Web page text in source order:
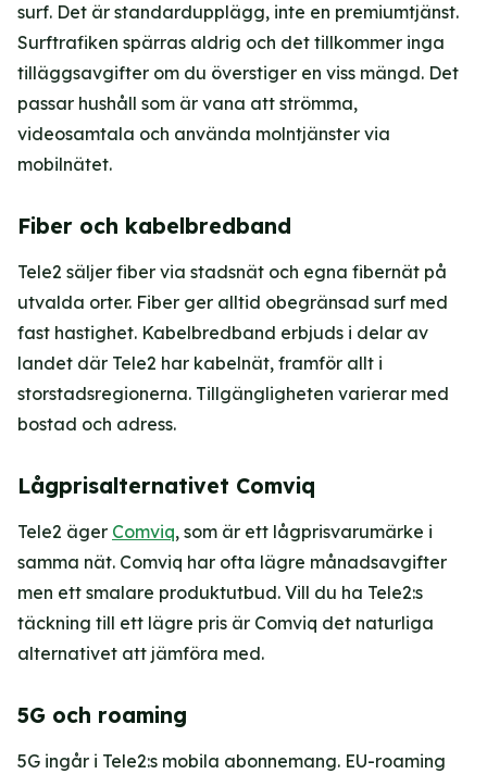
surf. Det är standardupplägg, inte en premiumtjänst.
Surftrafiken spärras aldrig och det tillkommer inga
tilläggsavgifter om du överstiger en viss mängd. Det
passar hushåll som är vana att strömma,
videosamtala och använda molntjänster via
mobilnätet.
Fiber och kabelbredband
Tele2 säljer fiber via stadsnät och egna fibernät på
utvalda orter. Fiber ger alltid obegränsad surf med
fast hastighet. Kabelbredband erbjuds i delar av
landet där Tele2 har kabelnät, framför allt i
storstadsregionerna. Tillgängligheten varierar med
bostad och adress.
Lågprisalternativet Comviq
Tele2 äger Comviq, som är ett lågprisvarumärke i
samma nät. Comviq har ofta lägre månadsavgifter
men ett smalare produktutbud. Vill du ha Tele2:s
täckning till ett lägre pris är Comviq det naturliga
alternativet att jämföra med.
5G och roaming
5G ingår i Tele2:s mobila abonnemang. EU-roaming